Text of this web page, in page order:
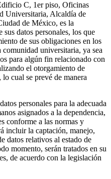
C, 1er piso, Oficinas
Universitaria, Alcaldía de
de México, es la
datos personales, los que
de sus obligaciones en los
universitaria, ya sea
para algún fin relacionado con
el otorgamiento de
cual se prevé de manera
personales para la adecuada
asignados a la dependencia,
conforme a las normas y
incluir la captación, manejo,
datos relativos al estado de
momento, serán tratados en su
de acuerdo con la legislación